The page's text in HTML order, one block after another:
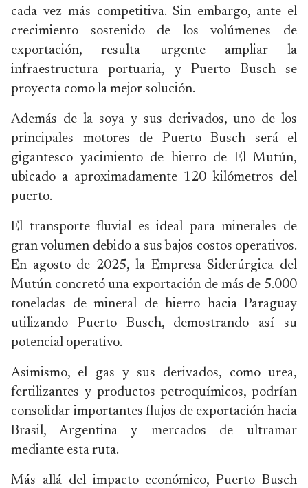
cada vez más competitiva. Sin embargo, ante el
crecimiento sostenido de los volúmenes de
exportación, resulta urgente ampliar la
infraestructura portuaria, y Puerto Busch se
proyecta como la mejor solución.
Además de la soya y sus derivados, uno de los
principales motores de Puerto Busch será el
gigantesco yacimiento de hierro de El Mutún,
ubicado a aproximadamente 120 kilómetros del
puerto.
El transporte fluvial es ideal para minerales de
gran volumen debido a sus bajos costos operativos.
En agosto de 2025, la Empresa Siderúrgica del
Mutún concretó una exportación de más de 5.000
toneladas de mineral de hierro hacia Paraguay
utilizando Puerto Busch, demostrando así su
potencial operativo.
Asimismo, el gas y sus derivados, como urea,
fertilizantes y productos petroquímicos, podrían
consolidar importantes flujos de exportación hacia
Brasil, Argentina y mercados de ultramar
mediante esta ruta.
Más allá del impacto económico, Puerto Busch